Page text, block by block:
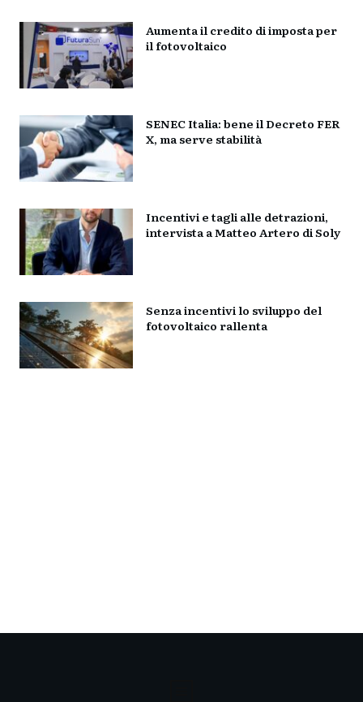
Aumenta il credito di imposta per
il fotovoltaico
SENEC Italia: bene il Decreto FER
X, ma serve stabilità
Incentivi e tagli alle detrazioni,
intervista a Matteo Artero di Soly
Senza incentivi lo sviluppo del
fotovoltaico rallenta